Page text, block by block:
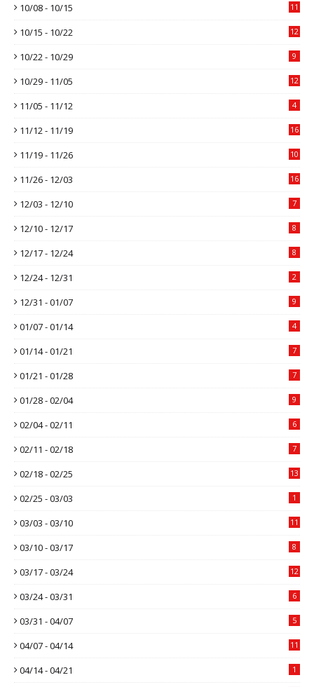
10/08 - 10/15 11
10/15 - 10/22 12
10/22 - 10/29 9
10/29 - 11/05 12
11/05 - 11/12 4
11/12 - 11/19 16
11/19 - 11/26 10
11/26 - 12/03 16
12/03 - 12/10 7
12/10 - 12/17 8
12/17 - 12/24 8
12/24 - 12/31 2
12/31 - 01/07 9
01/07 - 01/14 4
01/14 - 01/21 7
01/21 - 01/28 7
01/28 - 02/04 9
02/04 - 02/11 6
02/11 - 02/18 7
02/18 - 02/25 13
02/25 - 03/03 1
03/03 - 03/10 11
03/10 - 03/17 8
03/17 - 03/24 12
03/24 - 03/31 6
03/31 - 04/07 5
04/07 - 04/14 11
04/14 - 04/21 1